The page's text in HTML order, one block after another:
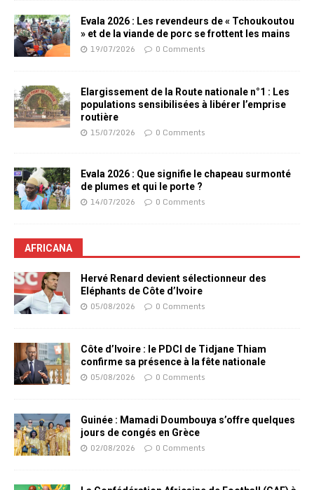
Evala 2026 : Les revendeurs de « Tchoukoutou
» et de la viande de porc se frottent les mains
19/07/2026 0 Comments
Elargissement de la Route nationale n°1 : Les
populations sensibilisées à libérer l’emprise
routière
15/07/2026 0 Comments
Evala 2026 : Que signifie le chapeau surmonté
de plumes et qui le porte ?
14/07/2026 0 Comments
AFRICANA
Hervé Renard devient sélectionneur des
Eléphants de Côte d’Ivoire
05/08/2026 0 Comments
Côte d’Ivoire : le PDCI de Tidjane Thiam
confirme sa présence à la fête nationale
05/08/2026 0 Comments
Guinée : Mamadi Doumbouya s’offre quelques
jours de congés en Grèce
02/08/2026 0 Comments